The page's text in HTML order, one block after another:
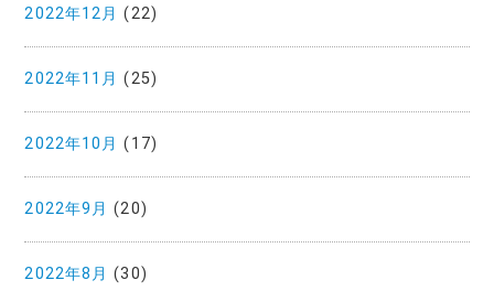
2022年12月 (22)
2022年11月 (25)
2022年10月 (17)
2022年9月 (20)
2022年8月 (30)